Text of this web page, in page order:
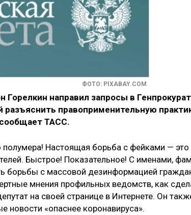
ФОТО: PIXABAY.COM
направил запросы в
правоприменительную
ТАСС.
Настоящая борьба с фейками — это
Быстрое! Показательное! С именами,
борьбы с массовой дезинформацией
мнения профильных ведомств, как
на своей странице в Интернете. Он
новости «опаснее коронавируса».